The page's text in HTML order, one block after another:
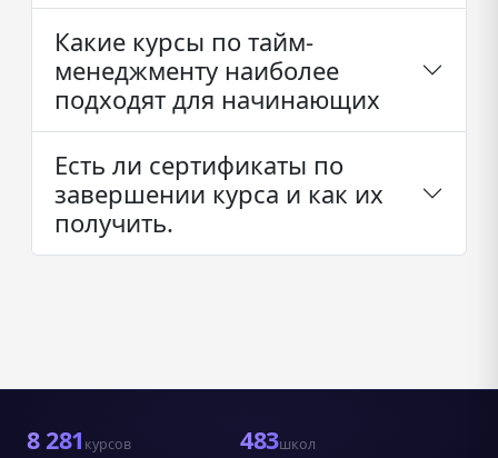
Какие курсы по тайм-
менеджменту наиболее
подходят для начинающих
Есть ли сертификаты по
завершении курса и как их
получить.
8 281 курсов 483школ